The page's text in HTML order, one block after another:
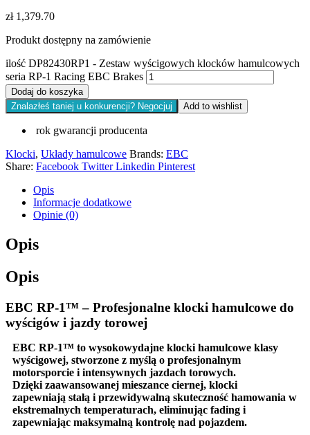
zł1,379.70
Produkt dostępny na zamówienie
ilość DP82430RP1 - Zestaw wyścigowych klocków hamulcowych
seria RP-1 Racing EBC Brakes
Dodaj do koszyka
Znalazłeś taniej u konkurencji? Negocjuj
Add to wishlist
rok gwarancji producenta
Klocki, Układy hamulcowe Brands: EBC
Share: Facebook Twitter Linkedin Pinterest
Opis
Informacje dodatkowe
Opinie (0)
Opis
Opis
EBC RP-1™ – Profesjonalne klocki hamulcowe do
wyścigów i jazdy torowej
EBC RP-1™ to wysokowydajne klocki hamulcowe klasy
wyścigowej, stworzone z myślą o profesjonalnym
motorsporcie i intensywnych jazdach torowych.
Dzięki zaawansowanej mieszance ciernej, klocki
zapewniają stałą i przewidywalną skuteczność hamowania w
ekstremalnych temperaturach, eliminując fading i
zapewniając maksymalną kontrolę nad pojazdem.